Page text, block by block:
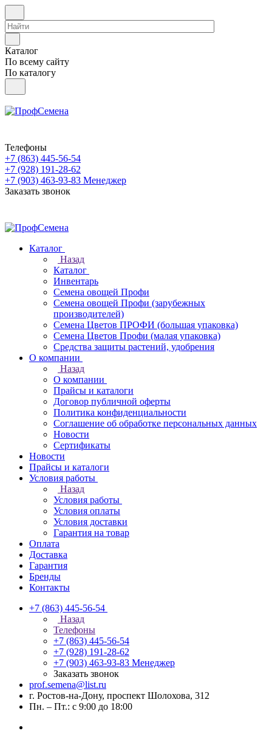
Каталог
По всему сайту
По каталогу
Телефоны
+7 (863) 445-56-54
+7 (928) 191-28-62
+7 (903) 463-93-83 Менеджер
Заказать звонок
Каталог
Назад
Каталог
Инвентарь
Семена овощей Профи
Семена овощей Профи (зарубежных
производителей)
Семена Цветов ПРОФИ (большая упаковка)
Семена Цветов Профи (малая упаковка)
Средства защиты растений, удобрения
О компании
Назад
О компании
Прайсы и каталоги
Договор публичной оферты
Политика конфиденциальности
Соглашение об обработке персональных данных
Новости
Сертификаты
Новости
Прайсы и каталоги
Условия работы
Назад
Условия работы
Условия оплаты
Условия доставки
Гарантия на товар
Оплата
Доставка
Гарантия
Бренды
Контакты
+7 (863) 445-56-54
Назад
Телефоны
+7 (863) 445-56-54
+7 (928) 191-28-62
+7 (903) 463-93-83 Менеджер
Заказать звонок
prof.semena@list.ru
г. Ростов-на-Дону, проспект Шолохова, 312
Пн. – Пт.: с 9:00 до 18:00